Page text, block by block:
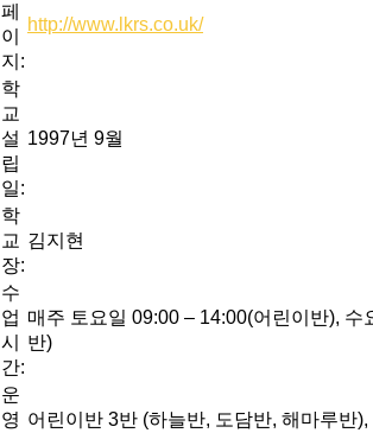
페
이
지:
http://www.lkrs.co.uk/
학
교
설
립
일:
1997년 9월
학
교
장:
김지현
수
업
시
간:
매주 토요일 09:00 – 14:00(어린이반), 수
반)
운
영 어린이반 3반 (하늘반, 도담반, 해마루반